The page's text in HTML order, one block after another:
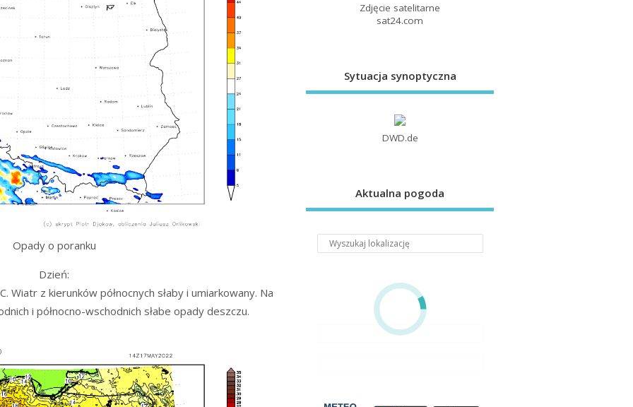
Opady o poranku
Dzień:
z kierunków północnych słaby i umiarkowany. Na
i północno-wschodnich słabe opady deszczu.
Zdjęcie satelitarne
sat24.com
Sytuacja synoptyczna
DWD.de
Aktualna pogoda